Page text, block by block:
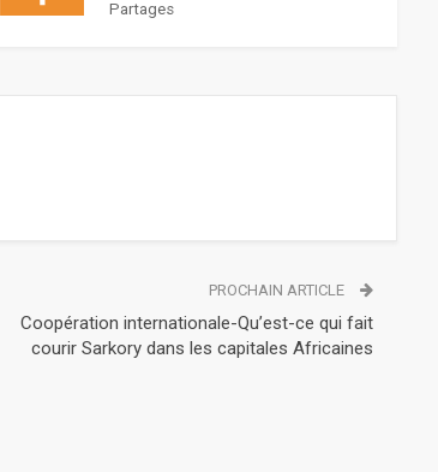
Partages
PROCHAIN ARTICLE
Coopération internationale-Qu’est-ce qui fait
courir Sarkory dans les capitales Africaines